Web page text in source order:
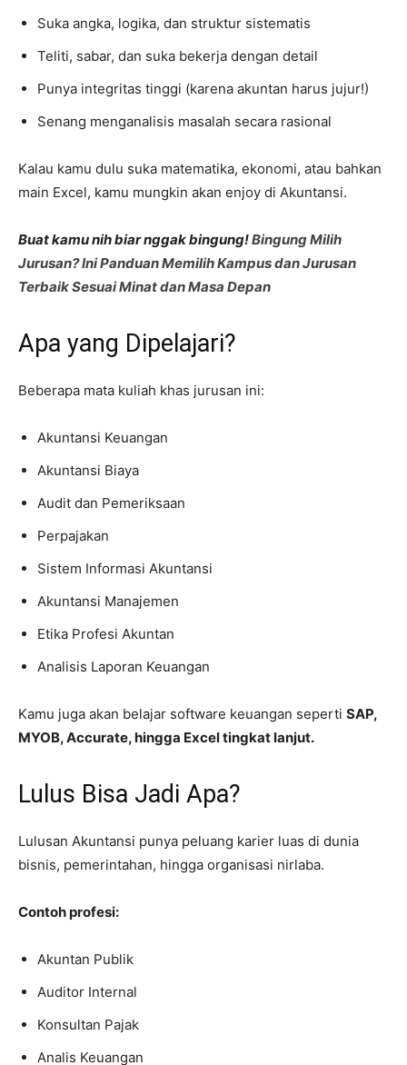
Suka angka, logika, dan struktur sistematis
Teliti, sabar, dan suka bekerja dengan detail
Punya integritas tinggi (karena akuntan harus jujur!)
Senang menganalisis masalah secara rasional
Kalau kamu dulu suka matematika, ekonomi, atau bahkan
main Excel, kamu mungkin akan enjoy di Akuntansi.
Buat kamu nih biar nggak bingung!Bingung Milih
Jurusan? Ini Panduan Memilih Kampus dan Jurusan
Terbaik Sesuai Minat dan Masa Depan
Apa yang Dipelajari?
Beberapa mata kuliah khas jurusan ini:
Akuntansi Keuangan
Akuntansi Biaya
Audit dan Pemeriksaan
Perpajakan
Sistem Informasi Akuntansi
Akuntansi Manajemen
Etika Profesi Akuntan
Analisis Laporan Keuangan
Kamu juga akan belajar software keuangan seperti SAP,
MYOB, Accurate, hingga Excel tingkat lanjut.
Lulus Bisa Jadi Apa?
Lulusan Akuntansi punya peluang karier luas di dunia
bisnis, pemerintahan, hingga organisasi nirlaba.
Contoh profesi:
Akuntan Publik
Auditor Internal
Konsultan Pajak
Analis Keuangan